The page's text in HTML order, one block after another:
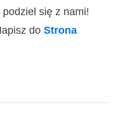
się z nami!
do Strona